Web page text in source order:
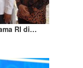
RI di…